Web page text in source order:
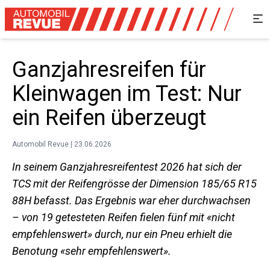
Ganzjahresreifen für
Kleinwagen im Test: Nur
ein Reifen überzeugt
Automobil Revue | 23.06.2026
In seinem Ganzjahresreifentest 2026 hat sich der
TCS mit der Reifengrösse der Dimension 185/65 R15
88H befasst. Das Ergebnis war eher durchwachsen
– von 19 getesteten Reifen fielen fünf mit «nicht
empfehlenswert» durch, nur ein Pneu erhielt die
Benotung «sehr empfehlenswert».